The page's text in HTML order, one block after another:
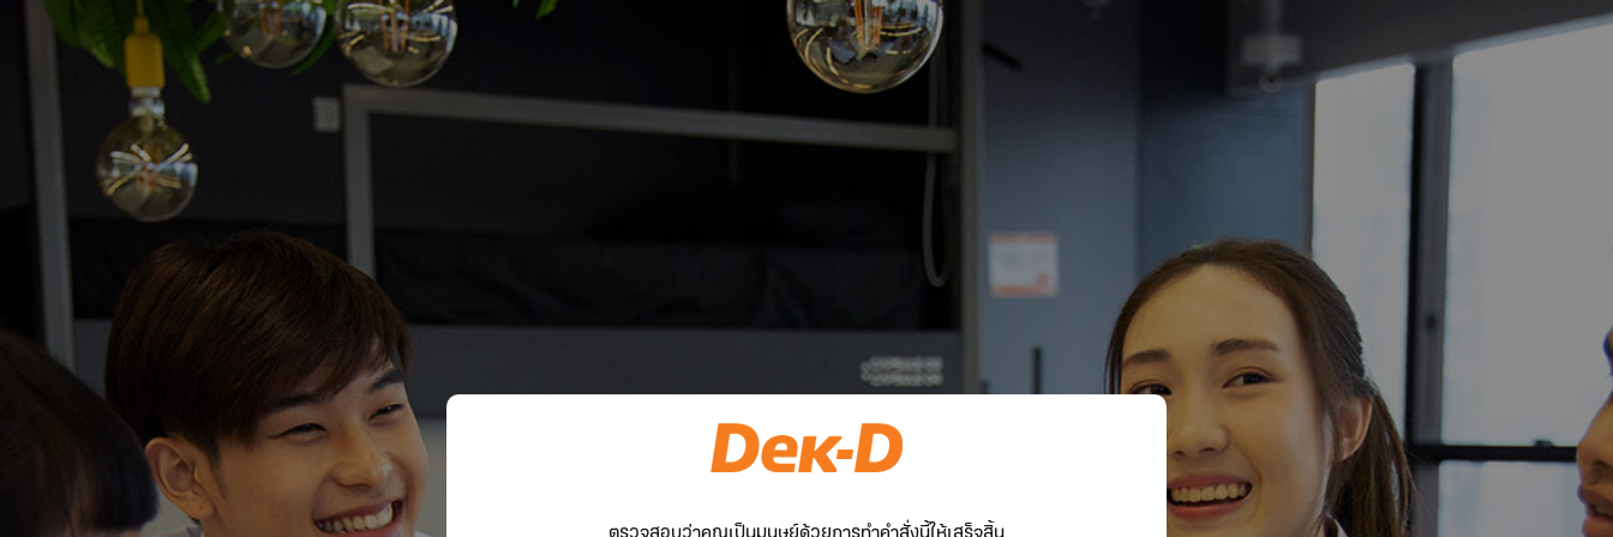
ตรวจสอบว่าคุณเป็นมนุษย์ด้วยการทำคำสั่งนี้ให้เสร็จสิ้น